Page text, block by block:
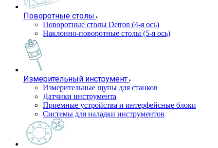
Поворотные столы
Поворотные столы Detron (4-я ось)
Наклонно-поворотные столы (5-я ось)
Измерительный инструмент
Измерительные щупы для станков
Датчики инструмента
Приемные устройства и интерфейсные блоки
Системы для наладки инструментов